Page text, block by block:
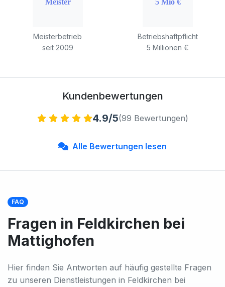
Meisterbetrieb
seit 2009
Betriebshaftpflicht
5 Millionen €
Kundenbewertungen
4.9/5(99 Bewertungen)
Alle Bewertungen lesen
FAQ
Fragen in Feldkirchen bei
Mattighofen
Hier finden Sie Antworten auf häufig gestellte Fragen
zu unseren Dienstleistungen in Feldkirchen bei